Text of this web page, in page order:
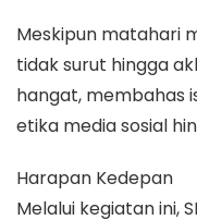
Meskipun matahari
tidak surut hingga
hangat, membahas
etika media sosial
Harapan Kedepan
Melalui kegiatan ini,